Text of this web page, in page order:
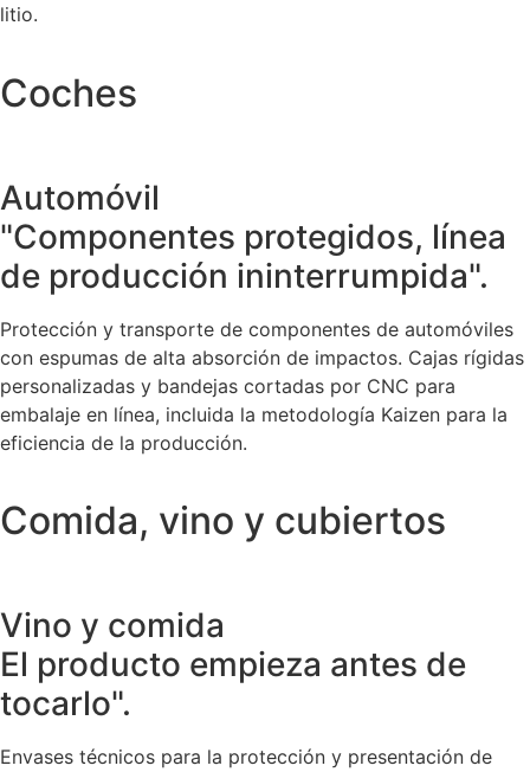
litio.
Coches
Automóvil
"Componentes protegidos, línea
de producción ininterrumpida".
Protección y transporte de componentes de automóviles
con espumas de alta absorción de impactos. Cajas rígidas
personalizadas y bandejas cortadas por CNC para
embalaje en línea, incluida la metodología Kaizen para la
eficiencia de la producción.
Comida, vino y cubiertos
Vino y comida
El producto empieza antes de
tocarlo".
Envases técnicos para la protección y presentación de